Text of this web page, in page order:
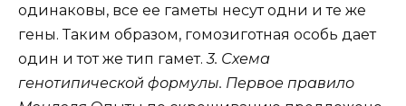
одинаковы, все ее гаметы несут одни и те же
гены. Таким образом, гомозиготная особь дает
один и тот же тип гамет.3. Схема
генотипической формулы. Первое правило